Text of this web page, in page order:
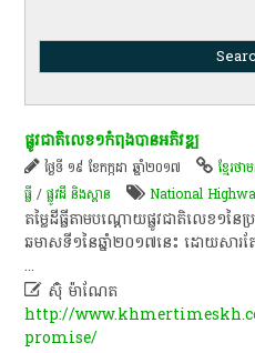
ផ្លូវជាតិលេខ១កំពុងបានអភិវឌ្ឍ
ថ្ងៃទី ១៩ ខែកក្កដា ឆ្នាំ២០១៧ ខ្មែរថ
ធ្លី /ផ្លូវដី និងស្ពាន National
តម្លៃ​ដីធ្លី​តាម​បណ្តោយ​ផ្លូវ​ជាតិលេខ១​នៃ​
ឆមាស​ទី​១​នៃ​ឆ្នាំ​២០១៧​នេះ​ ដោយសារ​តែ​
...
 ស៊ុំ ម៉ាណែត
http://
promise/